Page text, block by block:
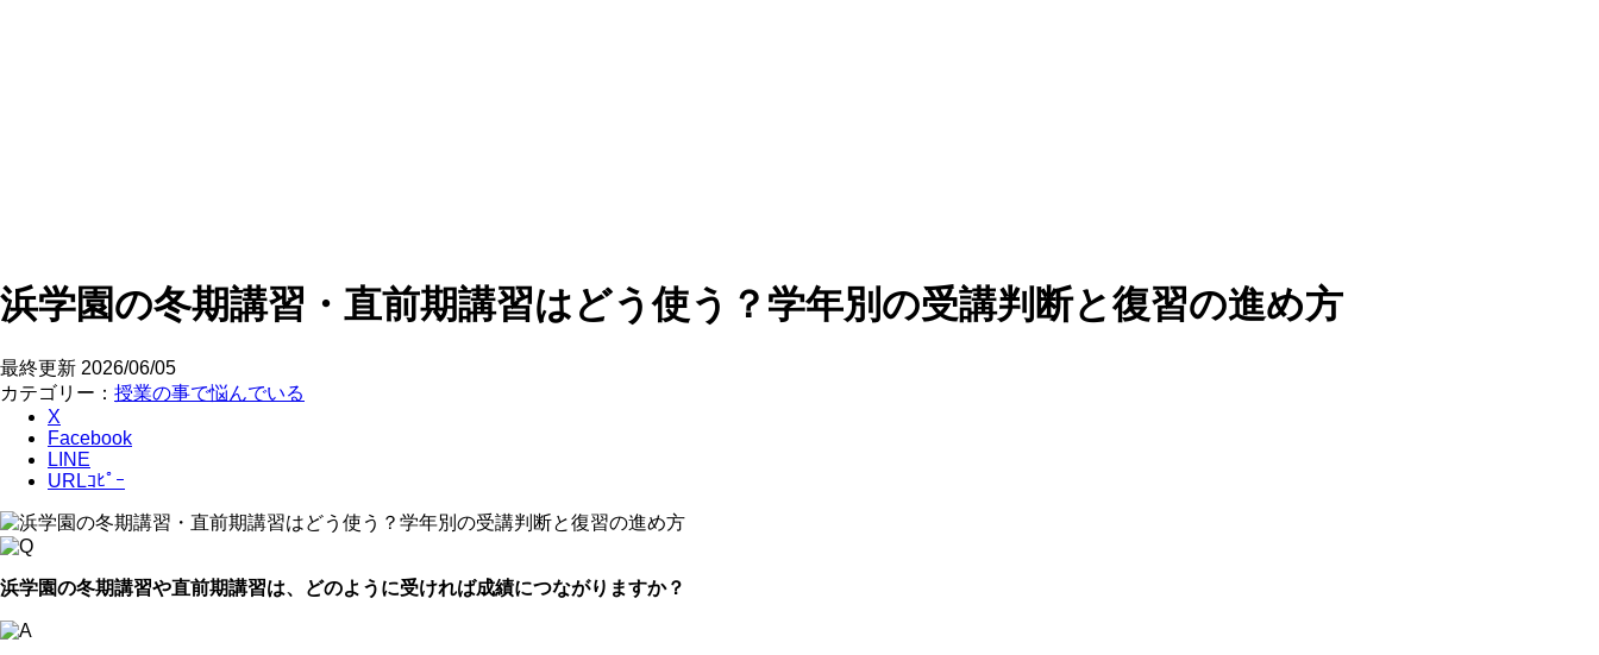
浜学園の冬期講習・直前期講習はどう使う？学年別の受講判断と復習の進め方
最終更新 2026/06/05
カテゴリー： 授業の事で悩んでいる
X
Facebook
LINE
URLｺﾋﾟｰ
浜学園の冬期講習や直前期講習は、どのように受ければ成績につながりますか？